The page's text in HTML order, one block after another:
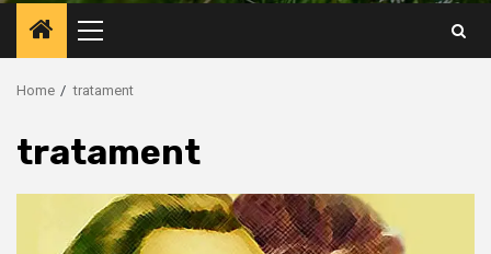
Primary
Menu
Home tratament
tratament